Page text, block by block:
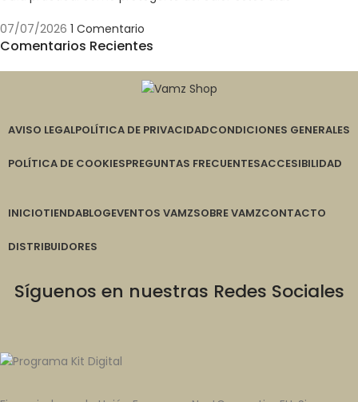
07/07/2026 1 Comentario
Comentarios Recientes
AVISO LEGALPOLÍTICA DE PRIVACIDADCONDICIONES GENERALES
POLÍTICA DE COOKIESPREGUNTAS FRECUENTESACCESIBILIDAD
INICIOTIENDABLOGEVENTOS VAMZSOBRE VAMZCONTACTO
DISTRIBUIDORES
Síguenos en nuestras Redes Sociales